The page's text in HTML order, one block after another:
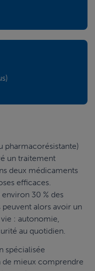
pharmacorésistante)
un traitement
deux médicaments
efficaces.
30 % des
peuvent alors avoir un
: autonomie,
au quotidien.
spécialisée
de mieux comprendre